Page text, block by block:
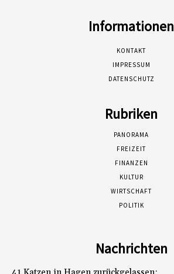
Informationen
KONTAKT
IMPRESSUM
DATENSCHUTZ
Rubriken
PANORAMA
FREIZEIT
FINANZEN
KULTUR
WIRTSCHAFT
POLITIK
Nachrichten